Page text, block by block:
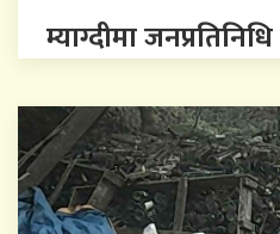
म्याग्दीमा